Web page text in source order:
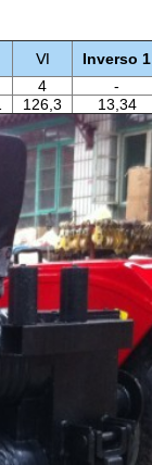
Ⅵ Inverso 1
4 -
126,3 13,34